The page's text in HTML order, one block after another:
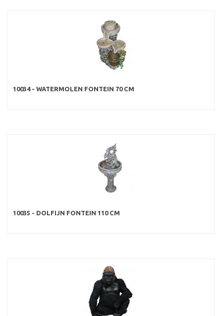
10034 - WATERMOLEN FONTEIN 70 CM
10035 - DOLFIJN FONTEIN 110 CM